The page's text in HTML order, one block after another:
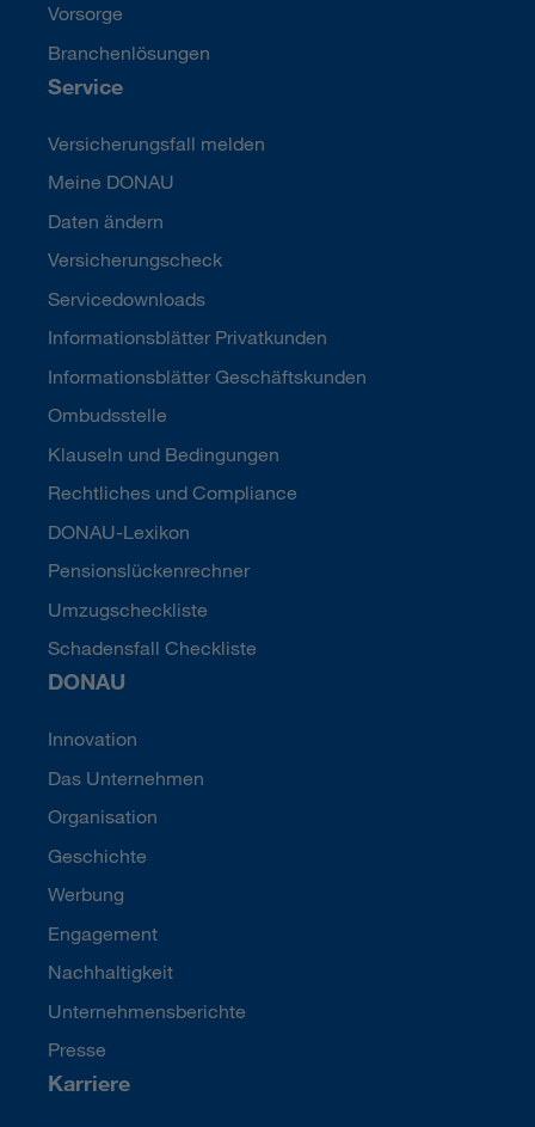
Vorsorge
Branchenlösungen
Service
Versicherungsfall melden
Meine DONAU
Daten ändern
Versicherungscheck
Servicedownloads
Informationsblätter Privatkunden
Informationsblätter Geschäftskunden
Ombudsstelle
Klauseln und Bedingungen
Rechtliches und Compliance
DONAU-Lexikon
Pensionslückenrechner
Umzugscheckliste
Schadensfall Checkliste
DONAU
Innovation
Das Unternehmen
Organisation
Geschichte
Werbung
Engagement
Nachhaltigkeit
Unternehmensberichte
Presse
Karriere